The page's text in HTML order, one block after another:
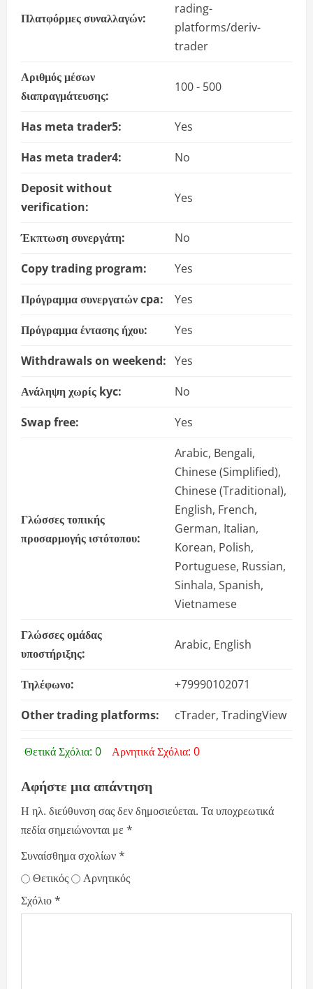
Πλατφόρμες συναλλαγών:
rading-
platforms/deriv-
trader
Αριθμός μέσων
διαπραγμάτευσης:
100 - 500
Has meta trader5:
Yes
Has meta trader4:
No
Deposit without
verification:
Yes
Έκπτωση συνεργάτη:
No
Copy trading program:
Yes
Πρόγραμμα συνεργατών cpa:
Yes
Πρόγραμμα έντασης ήχου:
Yes
Withdrawals on weekend: Yes
Ανάληψη χωρίς kyc:
No
Swap free:
Yes
Γλώσσες τοπικής
προσαρμογής ιστότοπου:
Arabic, Bengali,
Chinese (Simplified),
Chinese (Traditional),
English, French,
German, Italian,
Korean, Polish,
Portuguese, Russian,
Sinhala, Spanish,
Vietnamese
Γλώσσες ομάδας
υποστήριξης:
Arabic, English
Τηλέφωνο:
+79990102071
Other trading platforms:
cTrader, TradingView
Θετικά Σχόλια: 0 Αρνητικά Σχόλια: 0
Αφήστε μια απάντηση
Η ηλ. διεύθυνση σας δεν δημοσιεύεται. Τα υποχρεωτικά
πεδία σημειώνονται με *
Συναίσθημα σχολίων*
Θετικός
Αρνητικός
Σχόλιο*